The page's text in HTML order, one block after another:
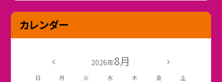
カレンダー
2026年8月
日 月 火 水 木 金 土